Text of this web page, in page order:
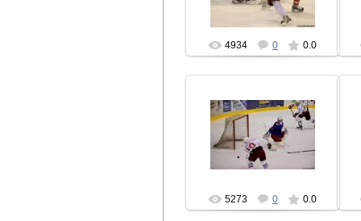
4934 0 0.0
06.02.2010
hcbrest
5273 0 0.0